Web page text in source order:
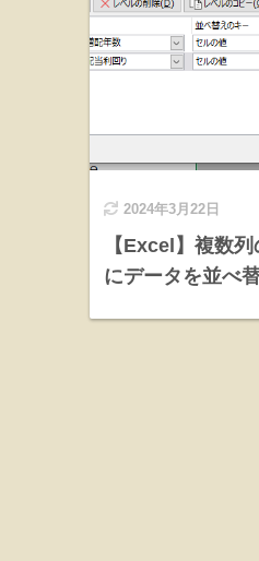
2024年3月22日
【Excel】複数
にデータを並べ